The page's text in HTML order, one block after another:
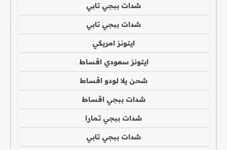
شدات ببجي تابي
شدات ببجي تابي
ايتونز امريكي
ايتونز سعودي اقساط
شحن يلا لودو اقساط
شدات ببجي اقساط
شدات ببجي تمارا
شدات ببجي تابي